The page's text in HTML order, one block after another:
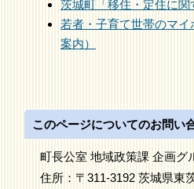
茨城町「移住・定住に関
若者・子育て世帯のマ
案内）
このページについてのお問い
町長公室 地域政策課 企画グ
住所： 〒311-3192 茨城県東